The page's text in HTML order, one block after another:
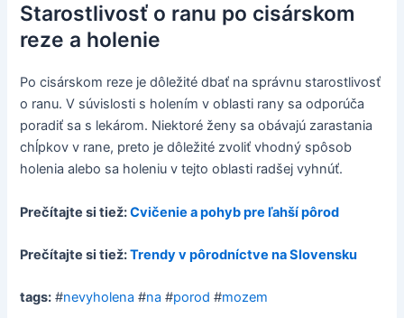
Starostlivosť o ranu po cisárskom
reze a holenie
Po cisárskom reze je dôležité dbať na správnu starostlivosť
o ranu. V súvislosti s holením v oblasti rany sa odporúča
poradiť sa s lekárom. Niektoré ženy sa obávajú zarastania
chĺpkov v rane, preto je dôležité zvoliť vhodný spôsob
holenia alebo sa holeniu v tejto oblasti radšej vyhnúť.
Prečítajte si tiež:Cvičenie a pohyb pre ľahší pôrod
Prečítajte si tiež:Trendy v pôrodníctve na Slovensku
tags: #nevyholena #na #porod #mozem